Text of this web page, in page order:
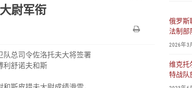
尉军衔
总司令佐洛托夫大将签署
利舒诺夫和斯
俄罗斯
法制部
2026年3
维克托
特战队